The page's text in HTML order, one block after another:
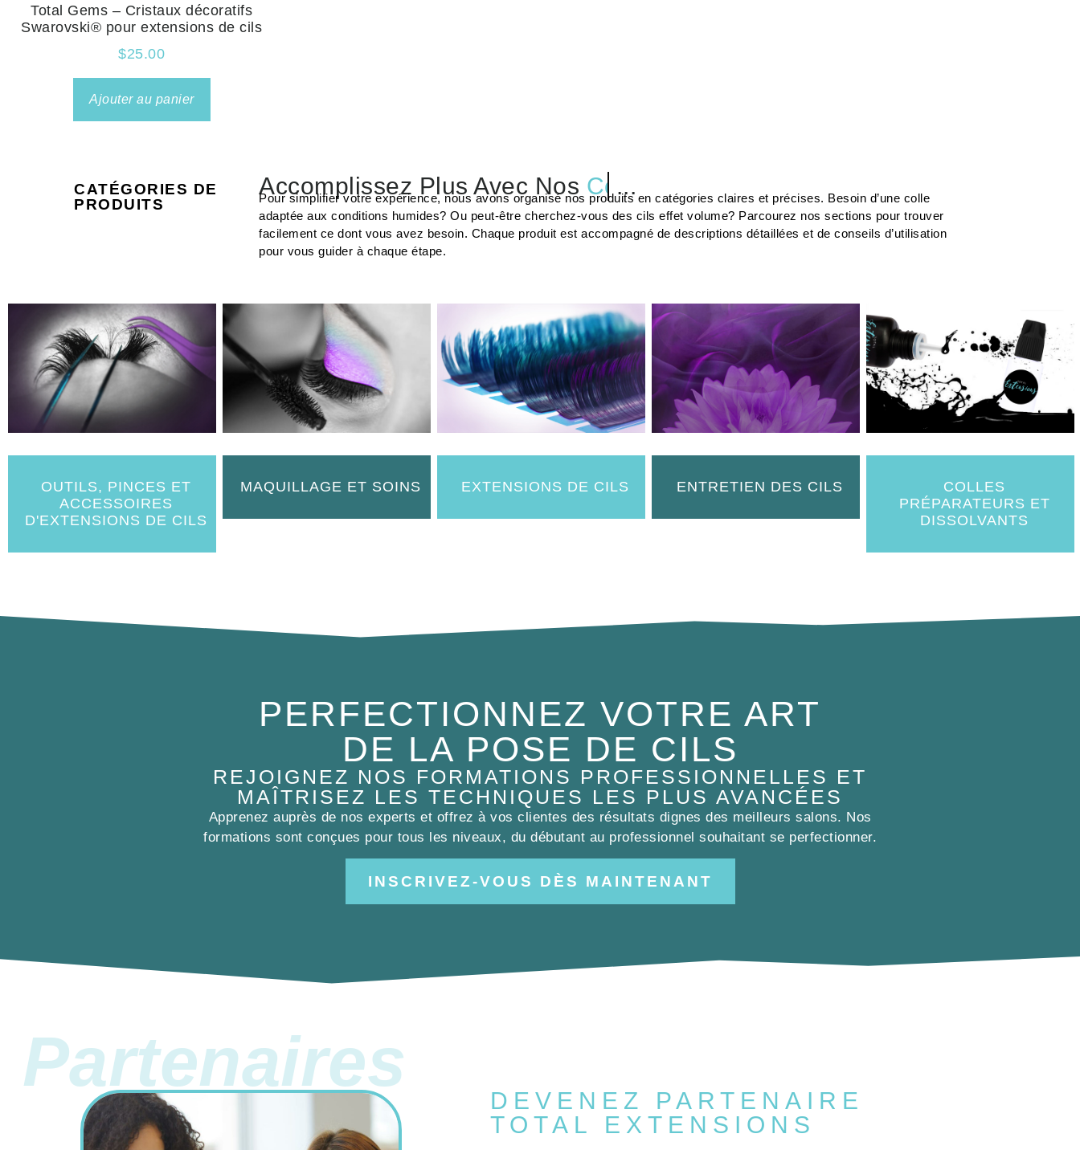
Total Gems – Cristaux décoratifs
Swarovski® pour extensions de cils
$25.00
Ajouter au panier
CATÉGORIES DE
PRODUITS
Accomplissez Plus Avec Nos Colles
Pour simplifier votre expérience, nous avons organisé nos produits en catégories claires et précises. Besoin d’une colle
adaptée aux conditions humides? Ou peut-être cherchez-vous des cils effet volume? Parcourez nos sections pour trouver
facilement ce dont vous avez besoin. Chaque produit est accompagné de descriptions détaillées et de conseils d’utilisation
pour vous guider à chaque étape.
OUTILS, PINCES ET
ACCESSOIRES
D'EXTENSIONS DE CILS
MAQUILLAGE ET SOINS EXTENSIONS DE CILS ENTRETIEN DES CILS
COLLES
PRÉPARATEURS ET
DISSOLVANTS
PERFECTIONNEZ VOTRE ART
DE LA POSE DE CILS
REJOIGNEZ NOS FORMATIONS PROFESSIONNELLES ET
MAÎTRISEZ LES TECHNIQUES LES PLUS AVANCÉES
Apprenez auprès de nos experts et offrez à vos clientes des résultats dignes des meilleurs salons. Nos
formations sont conçues pour tous les niveaux, du débutant au professionnel souhaitant se perfectionner.
INSCRIVEZ-VOUS DÈS MAINTENANT
DEVENEZ PARTENAIRE
TOTAL EXTENSIONS
Partenaires